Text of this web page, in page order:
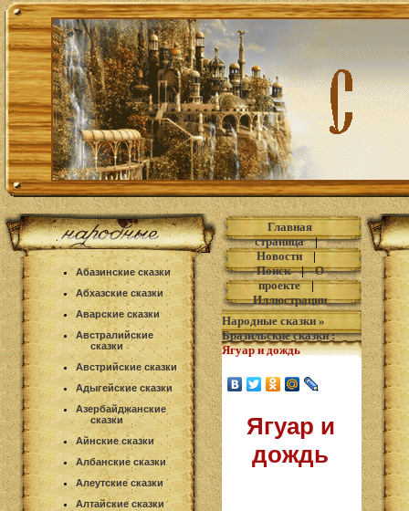
Абазинские сказки
Абхазские сказки
Аварские сказки
Австралийские
сказки
Австрийские сказки
Адыгейские сказки
Азербайджанские
сказки
Айнские сказки
Албанские сказки
Алеутские сказки
Алтайские сказки
Главная
страница|
Новости|
Поиск|О
проекте|
Иллюстрации
Народные сказки »
Бразильские сказки:
Ягуар и дождь
Ягуар и
дождь